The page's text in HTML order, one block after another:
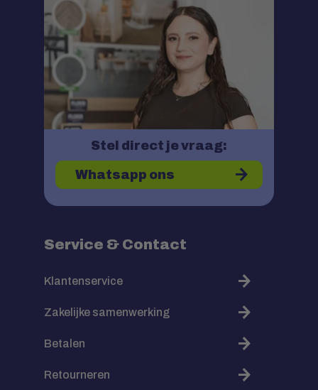
Stel direct je vraag:
Whatsapp ons
Service & Contact
Klantenservice
Zakelijke samenwerking
Betalen
Retourneren